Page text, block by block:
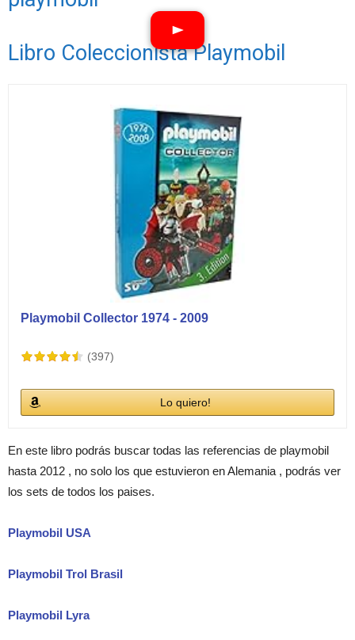
Libro Coleccionista Playmobil
Playmobil Collector 1974 - 2009
(397)
Lo quiero!
En este libro podrás buscar todas las referencias de playmobil
hasta 2012 , no solo los que estuvieron en Alemania , podrás ver
los sets de todos los paises.
Playmobil USA
Playmobil Trol Brasil
Playmobil Lyra